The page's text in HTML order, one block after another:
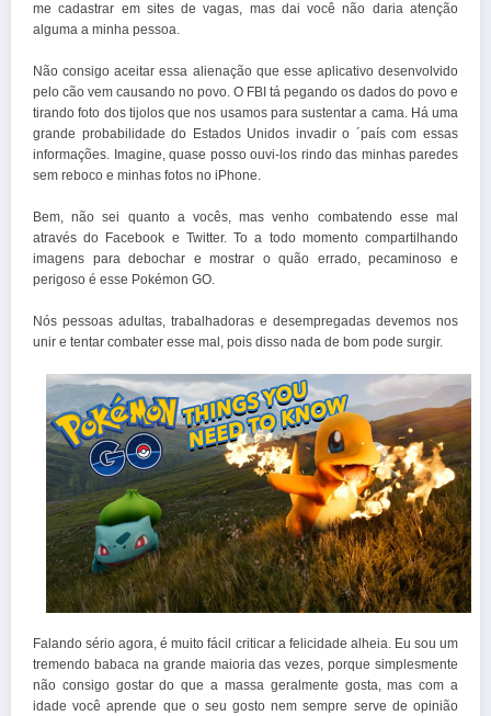
me cadastrar em sites de vagas, mas dai você não daria atenção
alguma a minha pessoa.
Não consigo aceitar essa alienação que esse aplicativo desenvolvido
pelo cão vem causando no povo. O FBI tá pegando os dados do povo e
tirando foto dos tijolos que nos usamos para sustentar a cama. Há uma
grande probabilidade do Estados Unidos invadir o ´país com essas
informações. Imagine, quase posso ouvi-los rindo das minhas paredes
sem reboco e minhas fotos no iPhone.
Bem, não sei quanto a vocês, mas venho combatendo esse mal
através do Facebook e Twitter. To a todo momento compartilhando
imagens para debochar e mostrar o quão errado, pecaminoso e
perigoso é esse Pokémon GO.
Nós pessoas adultas, trabalhadoras e desempregadas devemos nos
unir e tentar combater esse mal, pois disso nada de bom pode surgir.
Falando sério agora, é muito fácil criticar a felicidade alheia. Eu sou um
tremendo babaca na grande maioria das vezes, porque simplesmente
não consigo gostar do que a massa geralmente gosta, mas com a
idade você aprende que o seu gosto nem sempre serve de opinião